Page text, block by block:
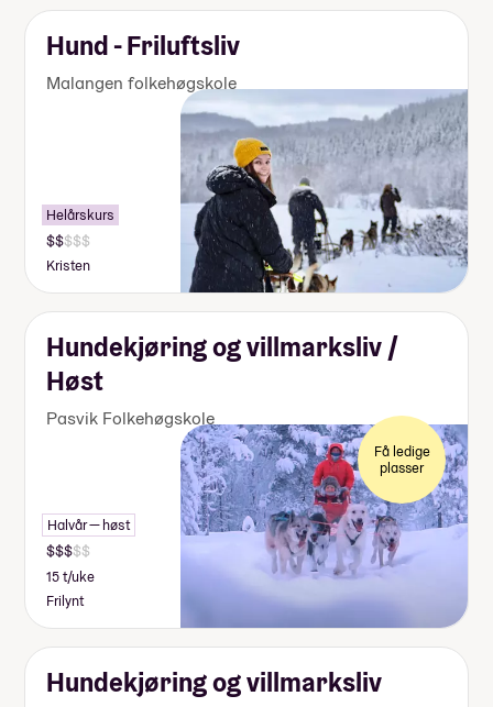
Hund - Friluftsliv
Malangen folkehøgskole
Helårskurs
Kristen
Hundekjøring og villmarksliv /
Høst
Pasvik Folkehøgskole
Få ledige
plasser
Halvår — høst
15 t/uke
Frilynt
Hundekjøring og villmarksliv